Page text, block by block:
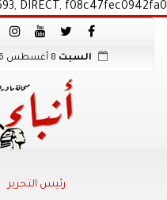
DIRECT, f08c47fec0942fa0
السبت
رئيس التحرير